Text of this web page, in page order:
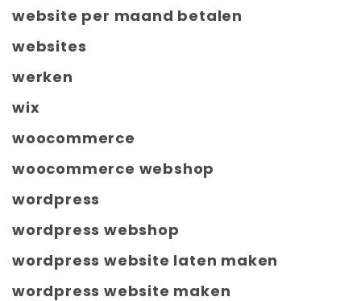
website per maand betalen
websites
werken
wix
woocommerce
woocommerce webshop
wordpress
wordpress webshop
wordpress website laten maken
wordpress website maken